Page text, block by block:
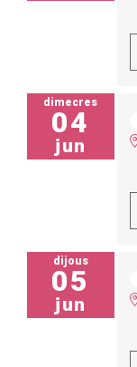
dimecres
04
jun
dijous
05
jun